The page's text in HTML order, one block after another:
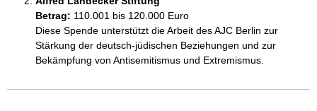
Betrag: 110.001 bis 120.000 Euro
Diese Spende unterstützt die Arbeit des AJC Berlin zur
Stärkung der deutsch-jüdischen Beziehungen und zur
Bekämpfung von Antisemitismus und Extremismus.